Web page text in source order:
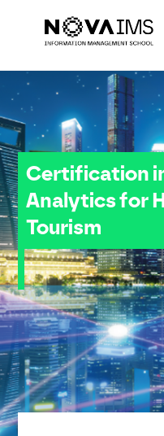
Curso de Curta Duração: Certification in
Certification
Analytics for
Tourism